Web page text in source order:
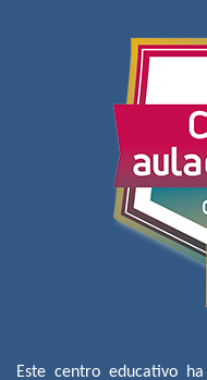
Este centro educativo